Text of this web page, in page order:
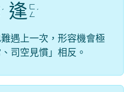
ˊ 逢 ㄈ
ㄥ
ˊ
遇上一次，形容機會極
司空見慣」相反。